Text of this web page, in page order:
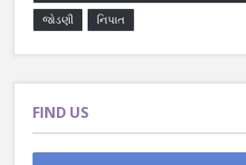
જોડણી
નિપાત
FIND US